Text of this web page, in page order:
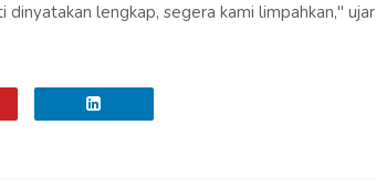
lengkap, segera kami limpahkan," ujar